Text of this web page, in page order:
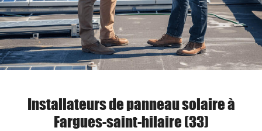
Installateurs de panneau solaire à
Fargues-saint-hilaire (33)